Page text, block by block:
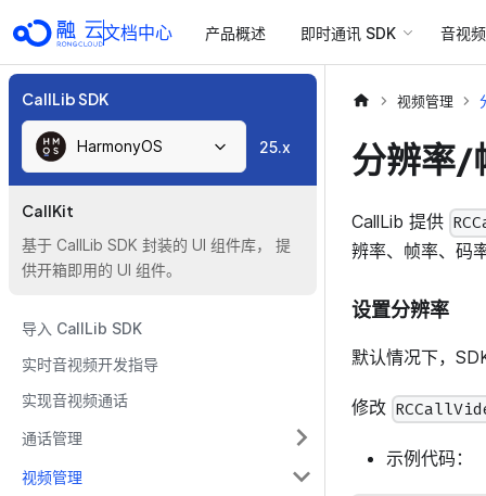
文档中心 产品概述 即时通讯 SDK 音视
CallLib SDK
HarmonyOS 25.x
CallKit
基于 CallLib SDK 封装的 UI 组件库， 提
供开箱即用的 UI 组件。
导入 CallLib SDK
实时音视频开发指导
实现音视频通话
通话管理
视频管理
视频管理
分辨率/
CallLib 提供
辨率、帧率、码
设置分辨率
默认情况下，
修改
示例代码：